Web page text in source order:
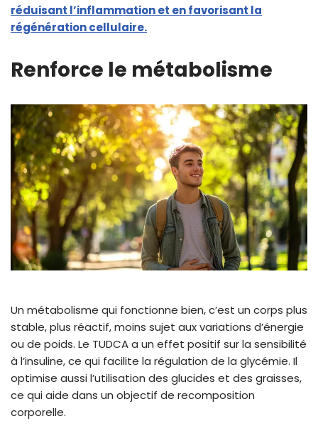
réduisant l’inflammation et en favorisant la
régénération cellulaire.
Renforce le métabolisme
Un métabolisme qui fonctionne bien, c’est un corps plus
stable, plus réactif, moins sujet aux variations d’énergie
ou de poids. Le TUDCA a un effet positif sur la sensibilité
à l’insuline, ce qui facilite la régulation de la glycémie. Il
optimise aussi l’utilisation des glucides et des graisses,
ce qui aide dans un objectif de recomposition
corporelle.